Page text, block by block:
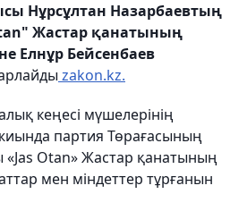
Нұрсұлтан Назарбаевтың
Жастар қанатының
Елнұр Бейсенбаев
zakon.kz.
кеңесі мүшелерінің
партия Төрағасының
«Jas Otan» Жастар қанатының
мен міндеттер тұрғанын